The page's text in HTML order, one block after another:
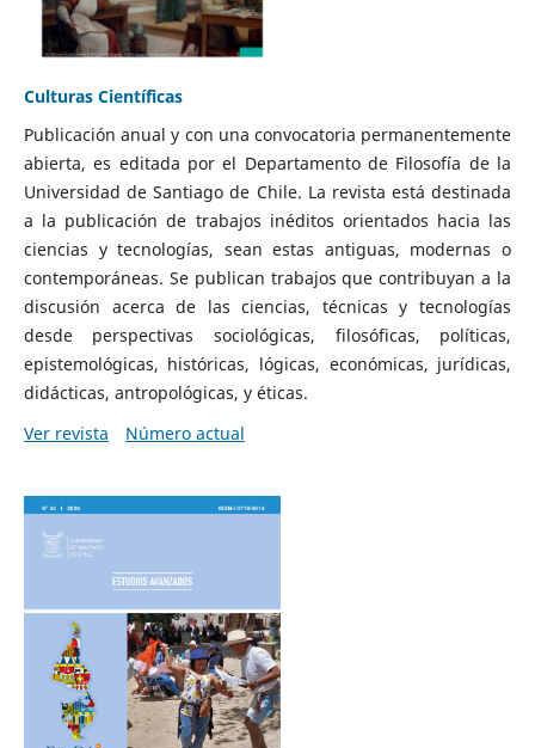
Culturas Científicas
Publicación anual y con una convocatoria permanentemente
abierta, es editada por el Departamento de Filosofía de la
Universidad de Santiago de Chile. La revista está destinada
a la publicación de trabajos inéditos orientados hacia las
ciencias y tecnologías, sean estas antiguas, modernas o
contemporáneas. Se publican trabajos que contribuyan a la
discusión acerca de las ciencias, técnicas y tecnologías
desde perspectivas sociológicas, filosóficas, políticas,
epistemológicas, históricas, lógicas, económicas, jurídicas,
didácticas, antropológicas, y éticas.
Ver revista
Número actual